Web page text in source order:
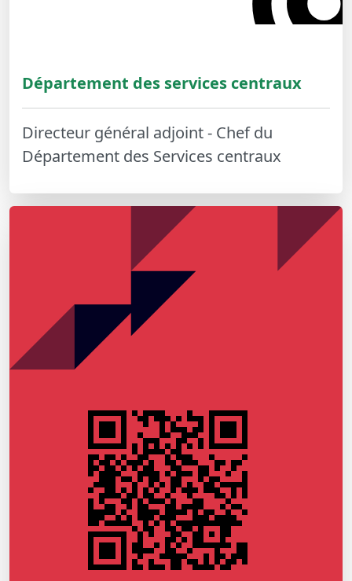
Département des services centraux
Directeur général adjoint - Chef du
Département des Services centraux